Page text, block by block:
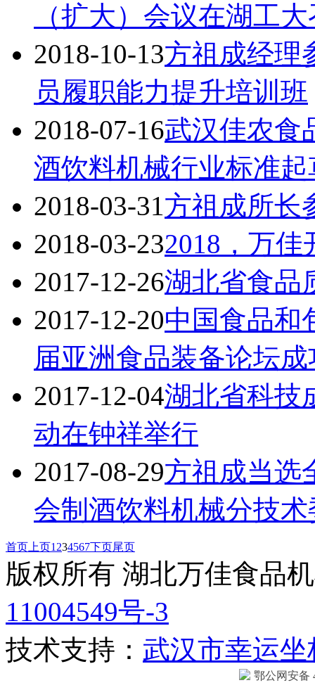
（扩大）会议在湖工
2018-10-13方祖成经理
员履职能力提升培训班
2018-07-16武汉佳农食
酒饮料机械行业标准
2018-03-31方祖成所长
2018-03-232018，万佳
2017-12-26湖北省食品
2017-12-20中国食品和
届亚洲食品装备论坛
2017-12-04湖北省科技
动在钟祥举行
2017-08-29方祖成当选
会制酒饮料机械分技
首页 上页1 234567下页尾页
版权所有 湖北万佳食品
11004549号-3
技术支持： 武汉市幸运
鄂公网安备